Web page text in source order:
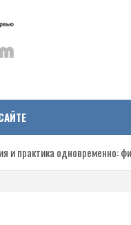
на
события в Новороссии,
и практика